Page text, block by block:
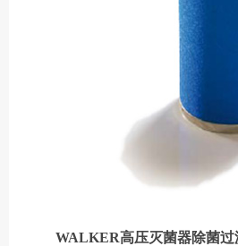
WALKER高压灭菌器除菌过